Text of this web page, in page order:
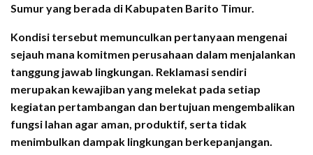
Sumur yang berada di Kabupaten Barito Timur.
Kondisi tersebut memunculkan pertanyaan mengenai
sejauh mana komitmen perusahaan dalam menjalankan
tanggung jawab lingkungan. Reklamasi sendiri
merupakan kewajiban yang melekat pada setiap
kegiatan pertambangan dan bertujuan mengembalikan
fungsi lahan agar aman, produktif, serta tidak
menimbulkan dampak lingkungan berkepanjangan.